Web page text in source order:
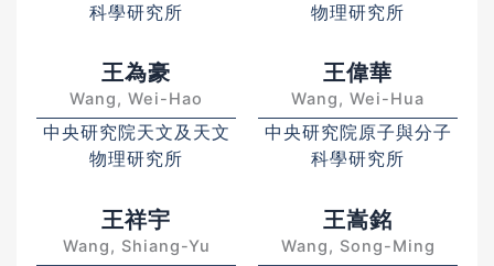
科學研究所
物理研究所
王為豪
Wang, Wei-Hao
中央研究院天文及天文
物理研究所
王偉華
Wang, Wei-Hua
中央研究院原子與分子
科學研究所
王祥宇
Wang, Shiang-Yu
王嵩銘
Wang, Song-Ming